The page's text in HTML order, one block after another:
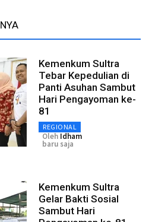
Kemenkum Sultra
Tebar Kepedulian di
Panti Asuhan Sambut
Hari Pengayoman ke-
81
REGIONAL
Oleh Idham
baru saja
Kemenkum Sultra
Gelar Bakti Sosial
Sambut Hari